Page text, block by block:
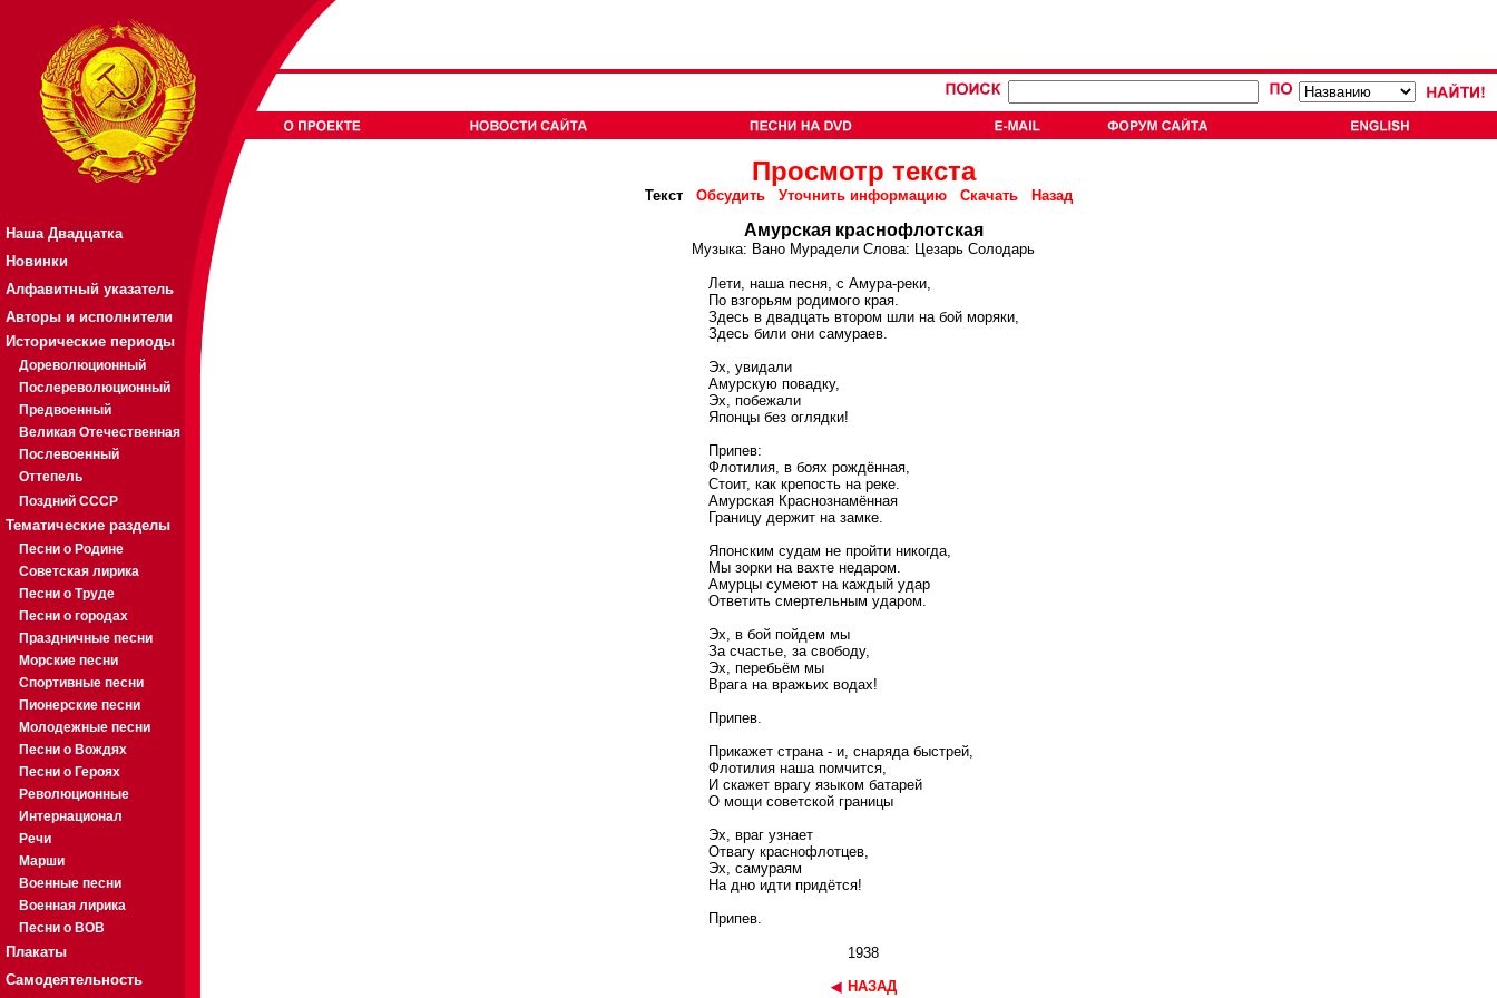
Наша Двадцатка
Новинки
Алфавитный указатель
Авторы и исполнители
Исторические периоды
Дореволюционный
Послереволюционный
Предвоенный
Великая Отечественная
Послевоенный
Оттепель
Поздний СССР
Тематические разделы
Песни о Родине
Советская лирика
Песни о Труде
Песни о городах
Праздничные песни
Морские песни
Спортивные песни
Пионерские песни
Молодежные песни
Песни о Вождях
Песни о Героях
Революционные
Интернационал
Речи
Марши
Военные песни
Военная лирика
Песни о ВОВ
Плакаты
Самодеятельность
Просмотр текста
Текст Обсудить Уточнить информацию Скачать Назад
Амурская краснофлотская
Музыка: Вано Мурадели Слова: Цезарь Солодарь
Лети, наша песня, с Амура-реки,
По взгорьям родимого края.
Здесь в двадцать втором шли на бой моряки,
Здесь били они самураев.
Эх, увидали
Амурскую повадку,
Эх, побежали
Японцы без оглядки!
Припев:
Флотилия, в боях рождённая,
Стоит, как крепость на реке.
Амурская Краснознамённая
Границу держит на замке.
Японским судам не пройти никогда,
Мы зорки на вахте недаром.
Амурцы сумеют на каждый удар
Ответить смертельным ударом.
Эх, в бой пойдем мы
За счастье, за свободу,
Эх, перебьём мы
Врага на вражьих водах!
Припев.
Прикажет страна - и, снаряда быстрей,
Флотилия наша помчится,
И скажет врагу языком батарей
О мощи советской границы
Эх, враг узнает
Отвагу краснофлотцев,
Эх, самураям
На дно идти придётся!
Припев.
1938
НАЗАД